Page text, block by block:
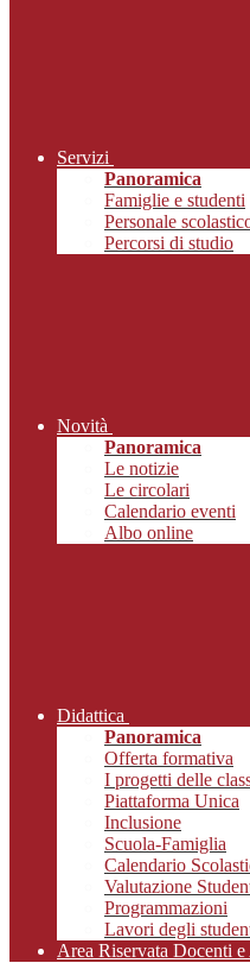
Servizi
Panoramica
Famiglie e studenti
Personale
Percorsi di studio
Novità
Panoramica
Le notizie
Le circolari
Calendario eventi
Albo online
Didattica
Panoramica
Offerta formativa
I progetti delle
Piattaforma Unica
Inclusione
Scuola-Famiglia
Calendario
Valutazione
Programmazioni
Lavori degli
Area Riservata Docenti e